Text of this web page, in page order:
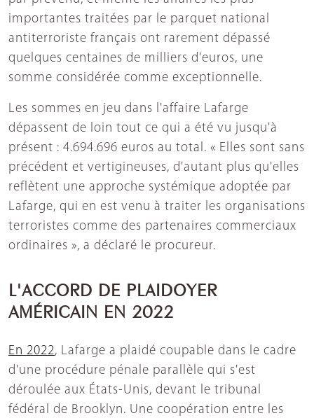
importantes traitées par le parquet national
antiterroriste français ont rarement dépassé
quelques centaines de milliers d'euros, une
somme considérée comme exceptionnelle.
Les sommes en jeu dans l'affaire Lafarge
dépassent de loin tout ce qui a été vu jusqu'à
présent : 4.694.696 euros au total. « Elles sont sans
précédent et vertigineuses, d'autant plus qu'elles
reflètent une approche systémique adoptée par
Lafarge, qui en est venu à traiter les organisations
terroristes comme des partenaires commerciaux
ordinaires », a déclaré le procureur.
L'ACCORD DE PLAIDOYER
AMÉRICAIN EN 2022
En 2022, Lafarge a plaidé coupable dans le cadre
d'une procédure pénale parallèle qui s'est
déroulée aux États-Unis, devant le tribunal
fédéral de Brooklyn. Une coopération entre les